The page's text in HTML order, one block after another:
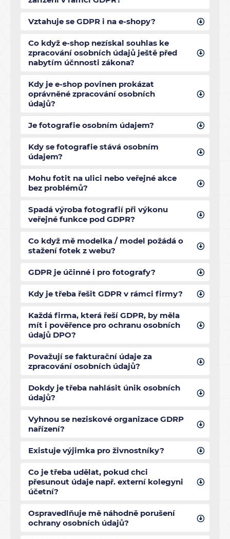
Vztahuje se GDPR i na e-shopy?
Co když e-shop nezískal souhlas ke
zpracování osobních údajů ještě před
nabytím účnnosti zákona?
Kdy je e-shop povinen prokázat
oprávněné zpracování osobních
údajů?
Je fotografie osobním údajem?
Kdy se fotografie stává osobním
údajem?
Mohu fotit na ulici nebo veřejné akce
bez problémů?
Spadá výroba fotografií při výkonu
veřejné funkce pod GDPR?
Co když mě modelka / model požádá o
stažení fotek z webu?
GDPR je účinné i pro fotografy?
Kdy je třeba řešit GDPR v rámci firmy?
Každá firma, která řeší GDPR, by měla
mít i pověřence pro ochranu osobních
údajů DPO?
Považují se fakturační údaje za
zpracování osobních údajů?
Dokdy je třeba nahlásit únik osobních
údajů?
Vyhnou se neziskové organizace GDRP
nařízení?
Existuje výjimka pro živnostníky?
Co je třeba udělat, pokud chci
přesunout údaje např. externí kolegyni
účetní?
Ospravedlňuje mě náhodně porušení
ochrany osobních údajů?